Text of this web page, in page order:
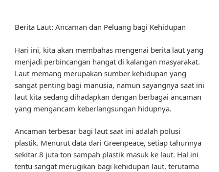
Berita Laut: Ancaman dan Peluang bagi Kehidupan
Hari ini, kita akan membahas mengenai berita laut yang
menjadi perbincangan hangat di kalangan masyarakat.
Laut memang merupakan sumber kehidupan yang
sangat penting bagi manusia, namun sayangnya saat ini
laut kita sedang dihadapkan dengan berbagai ancaman
yang mengancam keberlangsungan hidupnya.
Ancaman terbesar bagi laut saat ini adalah polusi
plastik. Menurut data dari Greenpeace, setiap tahunnya
sekitar 8 juta ton sampah plastik masuk ke laut. Hal ini
tentu sangat merugikan bagi kehidupan laut, terutama